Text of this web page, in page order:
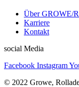
Über GROWE/
Karriere
Kontakt
social Media
Facebook Instagram
© 2022 Growe,